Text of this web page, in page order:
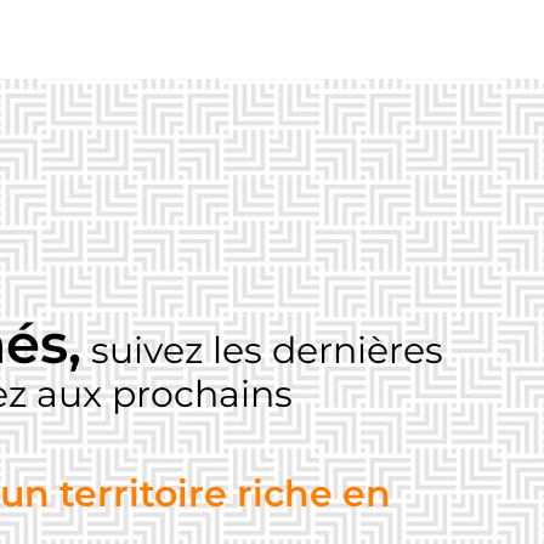
suivez les dernières
aux prochains
un territoire riche en